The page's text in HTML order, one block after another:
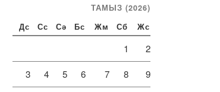
ТАМЫЗ (2026)
Дс Сс Сә Бс Жм Сб Жс
1 2
3 4 5 6 7 8 9